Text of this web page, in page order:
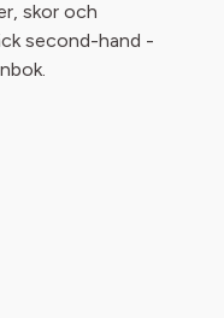
skor och
second-hand -